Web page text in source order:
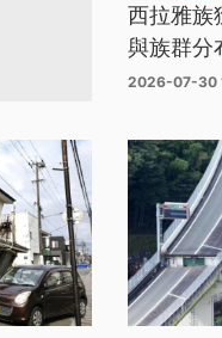
西拉雅族
與族群分
2026-07-30